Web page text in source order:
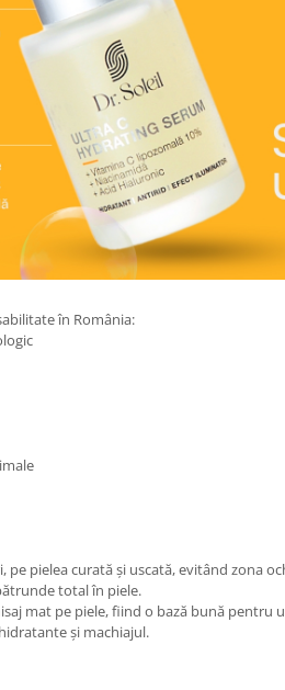
în România:
pe pielea curată și uscată, evitând zona
total în piele.
mat pe piele, fiind o bază bună pentru
și machiajul.